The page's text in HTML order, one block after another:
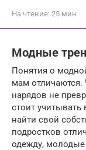
На чтение: 25 мин
Модные
Понятия о
мам
нарядов не
стоит
найти свой
подростков
одежду, молодые